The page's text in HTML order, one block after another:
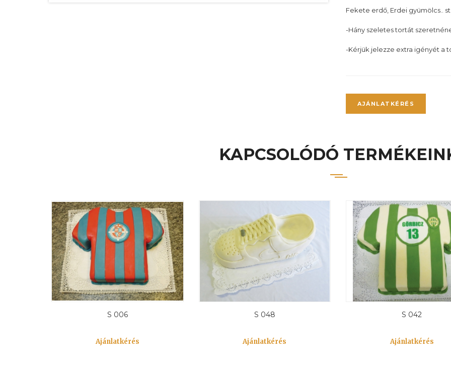
Fekete erdő, Erdei gyümölcs..
-Hány szeletes tortát
-Kérjük jelezze extra igényét a
AJÁNLATKÉRÉS
KAPCSOLÓDÓ
S 006
Ajánlatkérés
S 048
Ajánlatkérés
S 042
Ajánlatkérés